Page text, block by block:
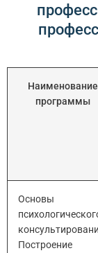
Наименование
программы
Основы
Построение